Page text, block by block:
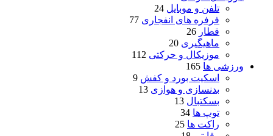
تلفن و موبایل 24
فرفره های انفجاری 77
قطار 26
ماهیگیری 20
موزیکال و حرکتی 112
ورزشی ها 165
اسکیت بورد و کفش 9
بدنسازی و هوازی 13
بسکتبال 13
توپ ها 34
راکت ها 25